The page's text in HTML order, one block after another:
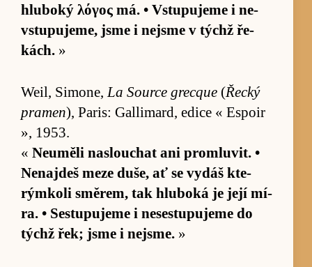
hlu­boký λόγος má. • Vstu­pujeme i ne­
vstu­puje­me, jsme i nejsme v týchž ře­
kách. »
Weil, Si­mo­ne,La Source grecque (Řecký
pra­men), Pa­ris: Gal­li­mard, edice « Espoir
», 1953.
« Ne­u­měli na­slou­chat ani pro­mlu­vit. •
Nena­jdeš meze du­še, ať se vy­dáš kte­
rýmkoli smě­rem, tak hlu­boká je její mí­
ra. • Se­stu­pujeme i ne­se­stu­pujeme do
týchž řek; jsme i nejsme. »